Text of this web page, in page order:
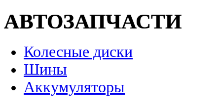
АВТОЗАПЧАСТИ
Колесные диски
Шины
Аккумуляторы